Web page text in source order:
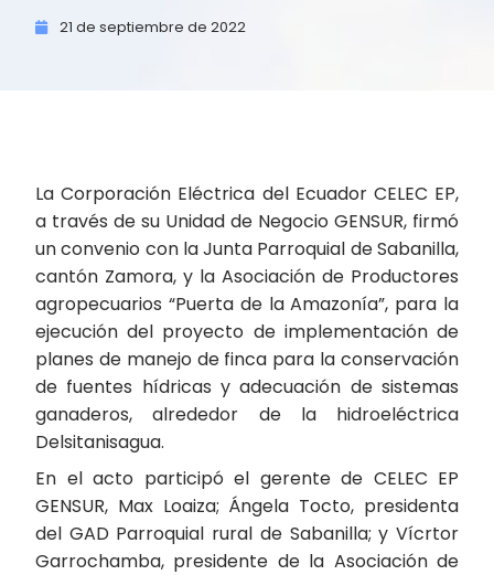
21 de septiembre de 2022
La Corporación Eléctrica del Ecuador CELEC EP,
a través de su Unidad de Negocio GENSUR, firmó
un convenio con la Junta Parroquial de Sabanilla,
cantón Zamora, y la Asociación de Productores
agropecuarios “Puerta de la Amazonía”, para la
ejecución del proyecto de implementación de
planes de manejo de finca para la conservación
de fuentes hídricas y adecuación de sistemas
ganaderos, alrededor de la hidroeléctrica
Delsitanisagua.
En el acto participó el gerente de CELEC EP
GENSUR, Max Loaiza; Ángela Tocto, presidenta
del GAD Parroquial rural de Sabanilla; y Vícrtor
Garrochamba, presidente de la Asociación de